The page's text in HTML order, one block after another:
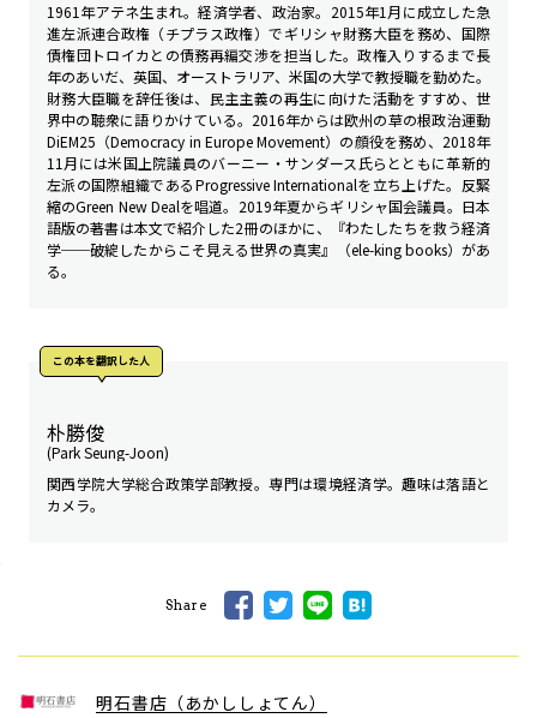
1961年アテネ生まれ。経済学者、政治家。2015年1月に成立した急
進左派連合政権（チプラス政権）でギリシャ財務大臣を務め、国際
債権団トロイカとの債務再編交渉を担当した。政権入りするまで長
年のあいだ、英国、オーストラリア、米国の大学で教授職を勤めた。
財務大臣職を辞任後は、民主主義の再生に向けた活動をすすめ、世
界中の聴衆に語りかけている。2016年からは欧州の草の根政治運動
DiEM25（Democracy in Europe Movement）の顔役を務め、2018年
11月には米国上院議員のバーニー・サンダース氏らとともに革新的
左派の国際組織であるProgressive Internationalを立ち上げた。反緊
縮のGreen New Dealを唱道。2019年夏からギリシャ国会議員。日本
語版の著書は本文で紹介した2冊のほかに、『わたしたちを救う経済
学──破綻したからこそ見える世界の真実』（ele-king books）があ
る。
この本を翻訳した人
朴勝俊
(Park Seung-Joon)
関西学院大学総合政策学部教授。専門は環境経済学。趣味は落語と
カメラ。
Share
明石書店（あかししょてん）